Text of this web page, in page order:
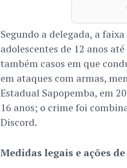
Segundo a delegada, a
adolescentes de 12 anos
também casos em que
em ataques com armas,
Estadual Sapopemba, em
16 anos; o crime foi
Discord.
Medidas legais e ações